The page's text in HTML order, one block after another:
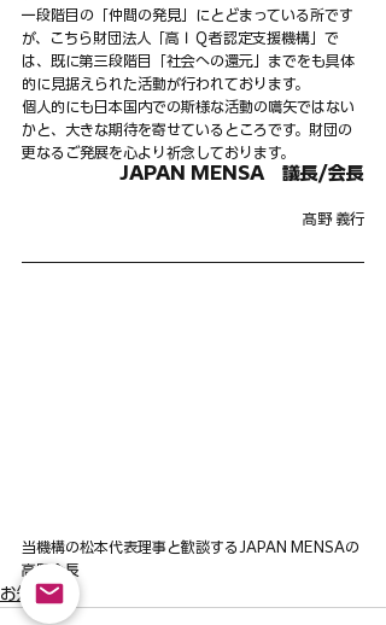
一段階目の「仲間の発見」にとどまっている所です
が、こちら財団法人「高ＩＱ者認定支援機構」で
は、既に第三段階目「社会への還元」までをも具体
的に見据えられた活動が行われております。
個人的にも日本国内での斯様な活動の嚆矢ではない
かと、大きな期待を寄せているところです。財団の
更なるご発展を心より祈念しております。
JAPAN MENSA　議長/会長
髙野 義行
当機構の松本代表理事と歓談するJAPAN MENSAの
高野会長
お知らせ